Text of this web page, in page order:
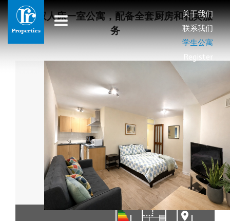
关于我们
联系我们
学生公寓
Register
宽敞双人床一室公寓，配备全套厨房和礼宾服
务